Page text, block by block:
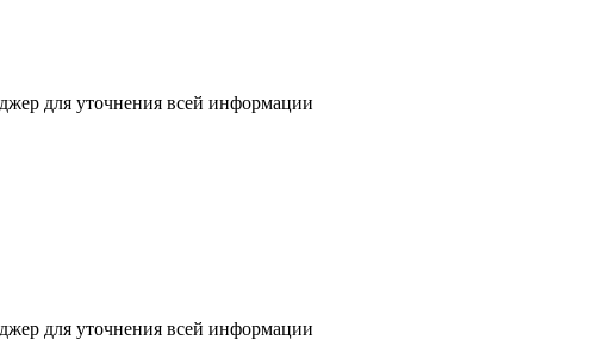
для уточнения всей информации
для уточнения всей информации